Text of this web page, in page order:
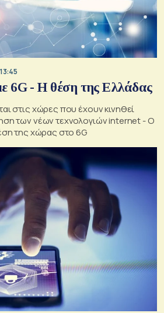
6G - Η θέση της Ελλάδας
στις χώρες που έχουν κινηθεί
των νέων τεχνολογιών internet - Ο
της χώρας στο 6G